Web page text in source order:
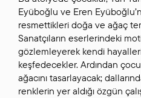
Eyüboğlu ve Eren
resmettikleri doğa ve ağaç
Sanatçıların eserlerindeki
gözlemleyerek kendi
keşfedecekler. Ardından
ağacını tasarlayacak;
renklerin yer aldığı özgün